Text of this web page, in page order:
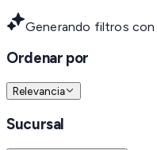
Generando filtros con
Ordenar por
Relevancia
Sucursal